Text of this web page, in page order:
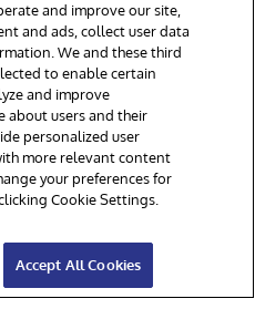
linkedin
Boston, MA. Todos os
de Privacidade
and improve our site,
and ads, collect user data
We and these third
to enable certain
and improve
about users and their
personalized user
more relevant content
your preferences for
Cookie Settings.
Accept All Cookies